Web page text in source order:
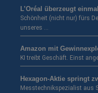
L’Oréal überzeugt
Schönheit (nicht nur) fürs
unseres …
Amazon mit
KI treibt Geschäft. Einst
Hexagon-Aktie springt
Messtechnikspezialist aus